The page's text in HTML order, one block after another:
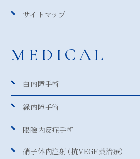
サイトマップ
MEDICAL
白内障手術
緑内障手術
眼瞼内反症手術
硝子体内注射（抗VEGF薬治療）